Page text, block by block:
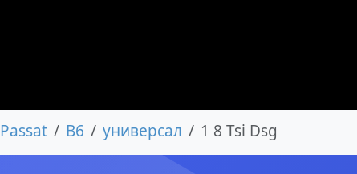
Passat B6 универсал 1 8 Tsi Dsg